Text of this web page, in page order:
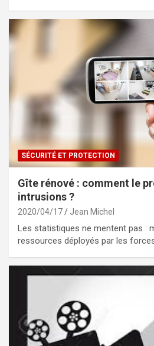
SÉCURITÉ ET PROTECTION
Gîte rénové : comment le
intrusions ?
2020/04/17 Jean Michel
Les statistiques ne mentent pas :
ressources déployés par les forces